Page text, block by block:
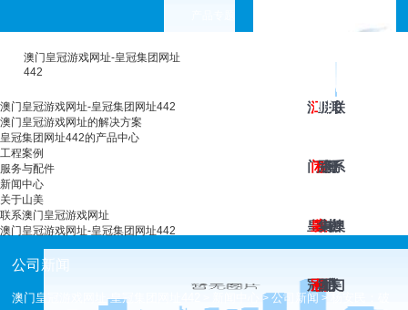
澳门皇冠游戏网址-皇冠集团网址
442
澳
门
皇
冠
澳
门
皇
冠
工
程
案
例
皇
冠
集
团
服
务
与
配
新
闻
中
心
关
于
山
美
联
系
澳
门
澳门皇冠游戏网址-皇冠集团网址442
澳门皇冠游戏网址的解决方案
皇冠集团网址442的产品中心
工程案例
服务与配件
新闻中心
关于山美
联系澳门皇冠游戏网址
澳门皇冠游戏网址-皇冠集团网址442
公司新闻
澳门皇冠游戏网址-皇冠集团网址442 >公司新闻 >